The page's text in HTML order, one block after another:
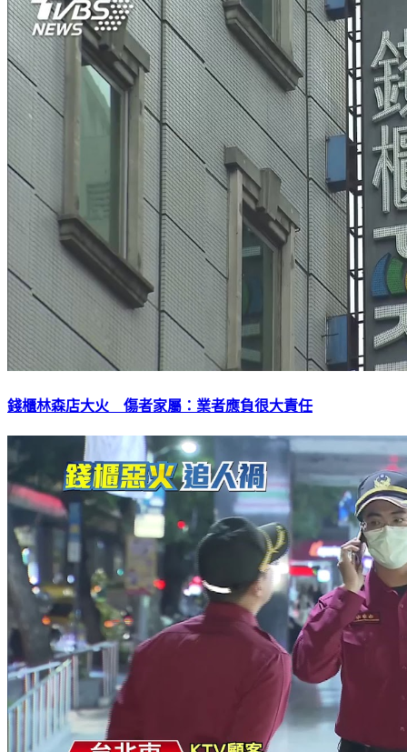
錢櫃林森店大火 傷者家屬：業者應負很大責任